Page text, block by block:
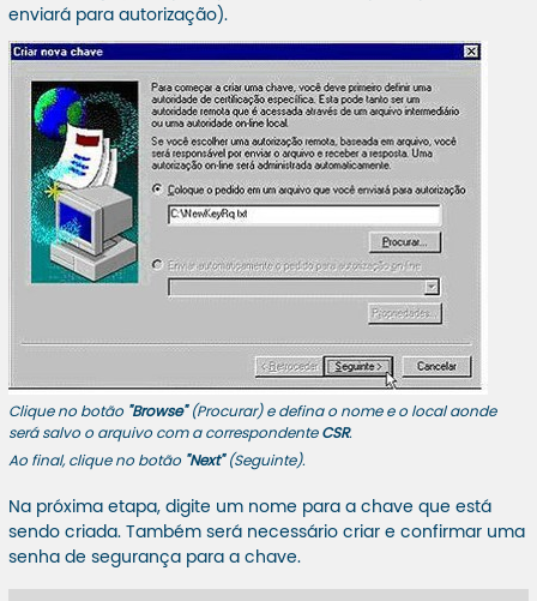
enviará para autorização).
Clique no botão "Browse"(Procurar) e defina o nome e o local aonde
será salvo o arquivo com a correspondente CSR.
Ao final, clique no botão "Next"(Seguinte).
Na próxima etapa, digite um nome para a chave que está
sendo criada. Também será necessário criar e confirmar uma
senha de segurança para a chave.